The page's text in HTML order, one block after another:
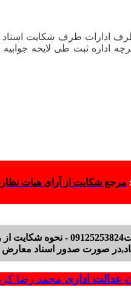
ادارات طرف شکایت
اداره ثبت طی لایحه
مرجع شکایت از آرای هیات
صورت صدور اسناد
عدالت اداری محمد رضا